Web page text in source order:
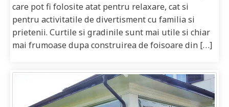
care pot fi folosite atat pentru relaxare, cat si
pentru activitatile de divertisment cu familia si
prietenii. Curtile si gradinile sunt mai utile si chiar
mai frumoase dupa construirea de foisoare din […]